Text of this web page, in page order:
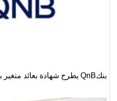
بنكQnB يطرح شهادة بعائد متغير بحد أدنى مضمون 17.25%